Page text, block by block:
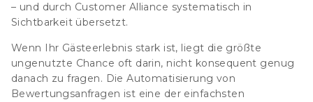
– und durch Customer Alliance systematisch in
Sichtbarkeit übersetzt.
Wenn Ihr Gästeerlebnis stark ist, liegt die größte
ungenutzte Chance oft darin, nicht konsequent genug
danach zu fragen. Die Automatisierung von
Bewertungsanfragen ist eine der einfachsten